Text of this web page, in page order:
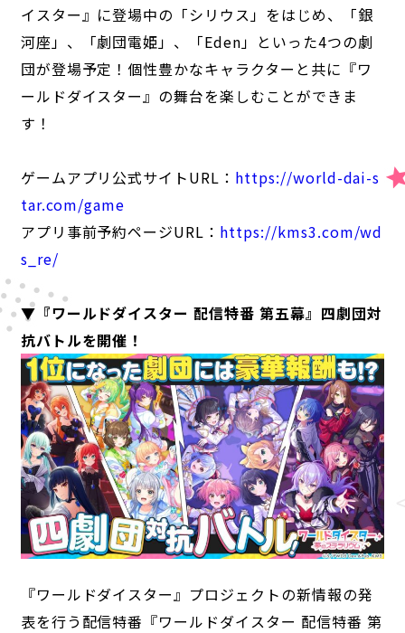
イスター』に登場中の「シリウス」をはじめ、「銀
河座」、「劇団電姫」、「Eden」といった4つの劇
団が登場予定！個性豊かなキャラクターと共に『ワ
ールドダイスター』の舞台を楽しむことができま
す！
ゲームアプリ公式サイトURL： https://world-dai-s
tar.com/game
アプリ事前予約ページURL： https://kms3.com/wd
s_re/
▼『ワールドダイスター 配信特番 第五幕』四劇団対
抗バトルを開催！
『ワールドダイスター』プロジェクトの新情報の発
表を行う配信特番『ワールドダイスター 配信特番 第